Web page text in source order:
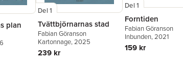
plan
Del 1
Tvättbjörnarnas stad
Fabian Göranson
Kartonnage, 2025
239 kr
Del 1
Forntiden
Fabian Göranson
Inbunden, 2021
159 kr